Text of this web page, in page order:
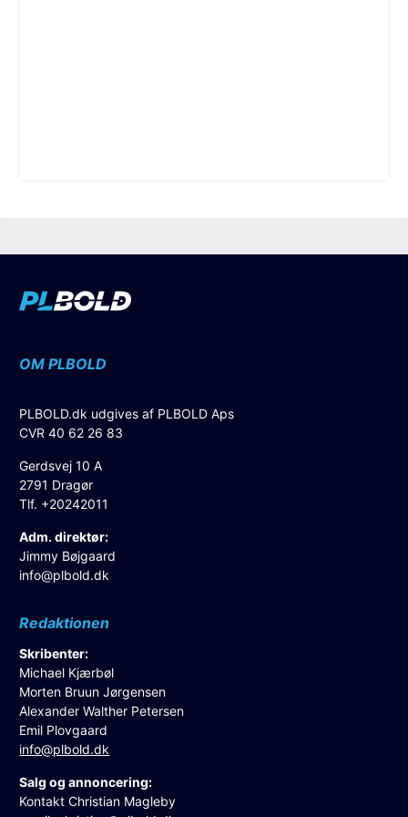
OM PLBOLD
PLBOLD.dk udgives af PLBOLD Aps
CVR 40 62 26 83
Gerdsvej 10 A
2791 Dragør
Tlf. +20242011
Adm. direktør:
Jimmy Bøjgaard
info@plbold.dk
Redaktionen
Skribenter:
Michael Kjærbøl
Morten Bruun Jørgensen
Alexander Walther Petersen
Emil Plovgaard
info@plbold.dk
Salg og annoncering:
Kontakt Christian Magleby